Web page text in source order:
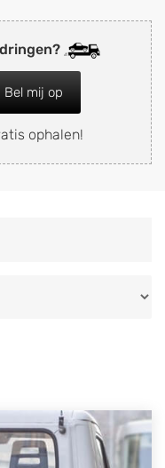
Bel mij op
ophalen!
(ook zonder apk
motor
aan een
zelf wegbrengen
op een
voor uw
een andere plaats of
uw sloopauto te
de Sloopauto
Wij kunnen uw